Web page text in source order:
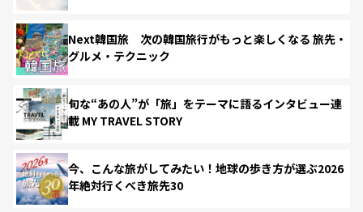
Next韓国旅 次の韓国旅行がもっと楽しくなる 旅先・
グルメ・テクニック
旬な“あの人”が「旅」をテーマに語るインタビュー連
載 MY TRAVEL STORY
今、こんな旅がしてみたい！地球の歩き方が選ぶ2026
年絶対行くべき旅先30